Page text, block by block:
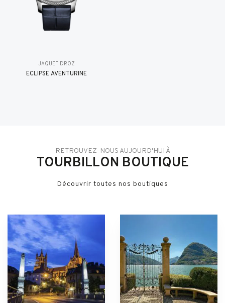
JAQUET DROZ
ÉCLIPSE AVENTURINE
RETROUVEZ-NOUS AUJOURD'HUI À
TOURBILLON BOUTIQUE
Découvrir toutes nos boutiques